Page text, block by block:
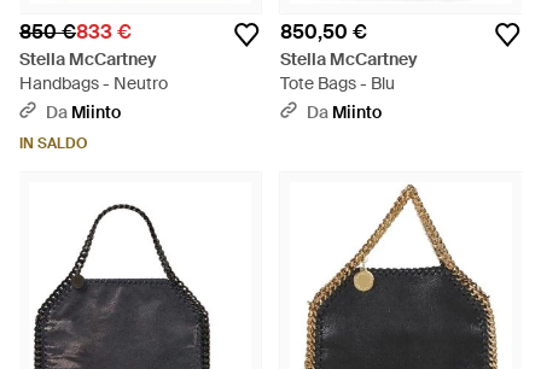
850 €833 €
Stella McCartney
Handbags - Neutro
Da Miinto
IN SALDO
850,50 €
Stella McCartney
Tote Bags - Blu
Da Miinto